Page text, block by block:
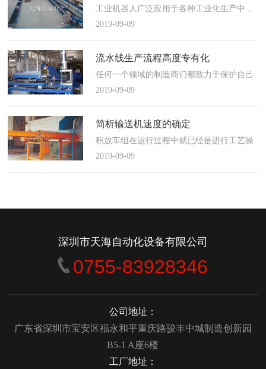
工业机器人广泛应用于各种工业化生产中，
慢慢取代工人，做着高强度、重复性、有职
人联合会(IFR)预测，2014年中国将成为全球
最大的工业机器人市场，将占全球总销量
17%。业内把2014年称为“中国工业机器人元
2019-09-09
流水线生产流程高度专有化
任何一个领域的制造商们都致力于保护自己
的自动化流水线生产流程不被外人知晓，即
大多数流程都带有某种专有的性质，并且混
合了不同的方法、技术和操作方式，而这最
终将影响一个制造商进行有效竞争的能力。
2019-09-09
简析输送机速度的确定
积放车组在运行过程中就已经是进行工艺操
作的区段，运行速度是由积放小车组的运行
2019-09-09
深圳市天海自动化设备有限公司
0755-83928346
公司地址：
广东省深圳市宝安区福永和平重庆路骏丰中城制造创新园
B5-1 A座6楼
工厂地址：